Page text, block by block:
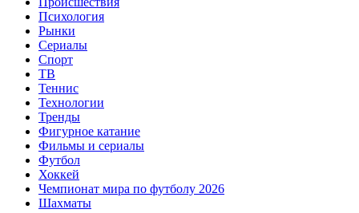
Психология
Рынки
Сериалы
Спорт
ТВ
Теннис
Технологии
Тренды
Фигурное катание
Фильмы и сериалы
Футбол
Хоккей
Чемпионат мира по футболу 2026
Шахматы